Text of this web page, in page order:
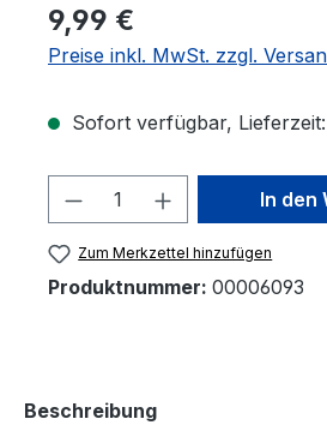
9,99 €
Preise inkl. MwSt. zzgl.
Sofort verfügbar, Lieferzeit:
Produkt Anzahl:In den
Zum Merkzettel hinzufügen
Produktnummer: 00006093
Beschreibung